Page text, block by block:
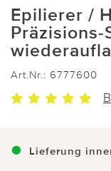
Epilierer /
Art.Nr.: 6777600
Lieferung